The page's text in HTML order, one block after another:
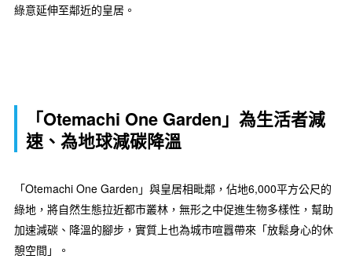
綠意延伸至鄰近的皇居。
「Otemachi One Garden」為生活者減
速、為地球減碳降溫
「Otemachi One Garden」與皇居相毗鄰，佔地6,000平方公尺的
綠地，將自然生態拉近都市叢林，無形之中促進生物多樣性，幫助
加速減碳、降溫的腳步，實質上也為城市喧囂帶來「放鬆身心的休
憩空間」。